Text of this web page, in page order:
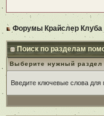
Форумы Крайслер Клуба
Поиск по разделам
Выберите нужный раздел
Введите ключевые слова для